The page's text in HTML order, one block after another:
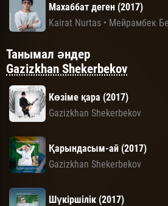
Махаббат деген (2017)
Kairat Nurtas • Мейрамбек
Танымал әндер
Gazizkhan Shekerbekov
Көзіме қара (2017)
Gazizkhan Shekerbekov
Қарындасым-ай (2017)
Gazizkhan Shekerbekov
Шүкіршілік (2017)